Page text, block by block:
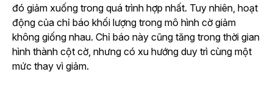
đó giảm xuống trong quá trình hợp nhất. Tuy nhiên, hoạt
động của chỉ báo khối lượng trong mô hình cờ giảm
không giống nhau. Chỉ báo này cũng tăng trong thời gian
hình thành cột cờ, nhưng có xu hướng duy trì cùng một
mức thay vì giảm.